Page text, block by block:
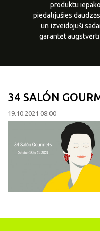
produktu
piedalījušies
un izveidojuši
garantēt
34 SALÓN
19.10.2021 08:00